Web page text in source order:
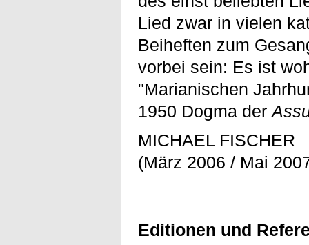
Lied zwar in vielen
Beiheften zum
vorbei sein: Es ist
"Marianischen
1950 Dogma der
MICHAEL FISCHER
(März 2006 / Mai
Editionen und